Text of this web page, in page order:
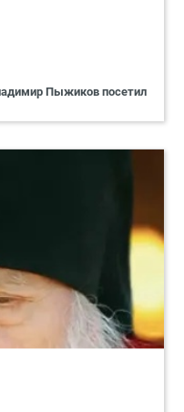
Пыжиков посетил